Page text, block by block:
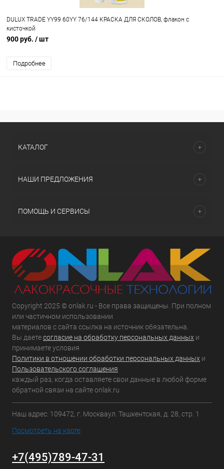
DULUX TRADE YY99 60YY 76/144 КРАСКА ДЛЯ СКОЛОВ, флакон с
кисточкой
900 руб. / шт
Подробнее
КАТАЛОГ
НАШИ ПРЕДЛОЖЕНИЯ
ПОМОЩЬ И СЕРВИСЫ
Copyright 2025 © onlak.ru - Все права защищены. При полном
или частичном использовании
материалов с сайта ссылка на источник обязательна.
Вы даетесогласие на обработку персональных данных и
принимаете условия
Политики в отношении обработки персональных данных и
Пользовательского соглашения
каждый раз, когда оставляете свои данные в любой форме
обратной связи на сайте onlak.ru
Наш адрес: 109472, г. Москваул. Ташкентская, д. 28, стр. 1
Посмотреть на карте
+7(495)789-47-31